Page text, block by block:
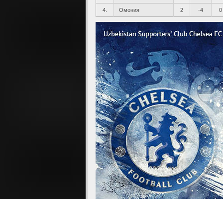
4. Омония 2 -4 0